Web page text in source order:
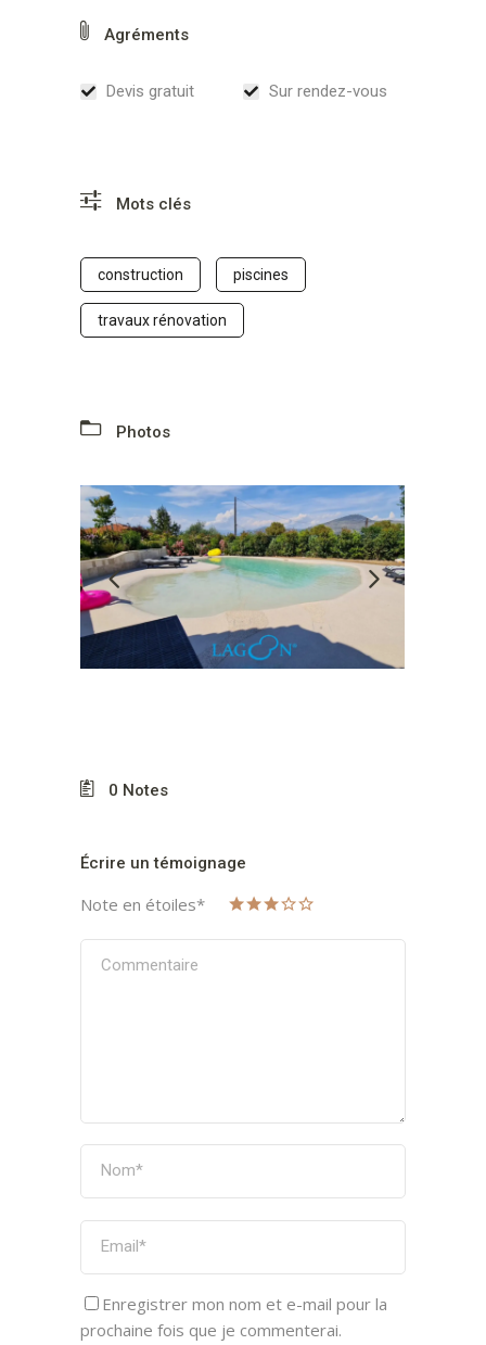
Agréments
Devis gratuit Sur rendez-vous
Mots clés
construction piscines
travaux rénovation
Photos
0 Notes
Écrire un témoignage
Note en étoiles*
Enregistrer mon nom et e-mail pour la
prochaine fois que je commenterai.